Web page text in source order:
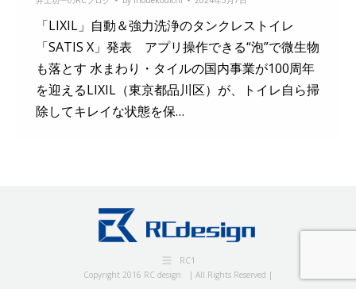
「LIXIL」自動＆強力洗浄のタンクレストイレ
「SATIS X」発表 アプリ操作できる“泡”で微生物
も落とす 水まわり・タイルの国内事業が100周年
を迎えるLIXIL（東京都品川区）が、トイレ自ら掃
除してキレイな状態を保…
RC1
Copyright 2016 RC design | All Rights Reserved |